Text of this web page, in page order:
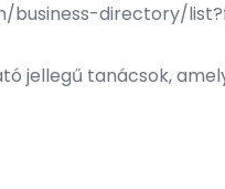
directory/
jellegű tanácsok,